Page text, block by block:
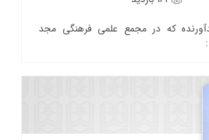
که در مجمع علمی فرهنگی مجد